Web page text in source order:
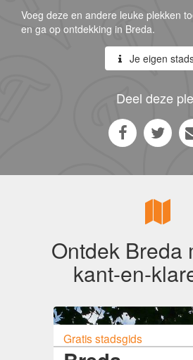
Voeg deze en andere leuke plekken
en ga op ontdekking in Breda.
Je eigen
Deel deze
Ontdek Breda
kant-en-
Gratis stadsgids